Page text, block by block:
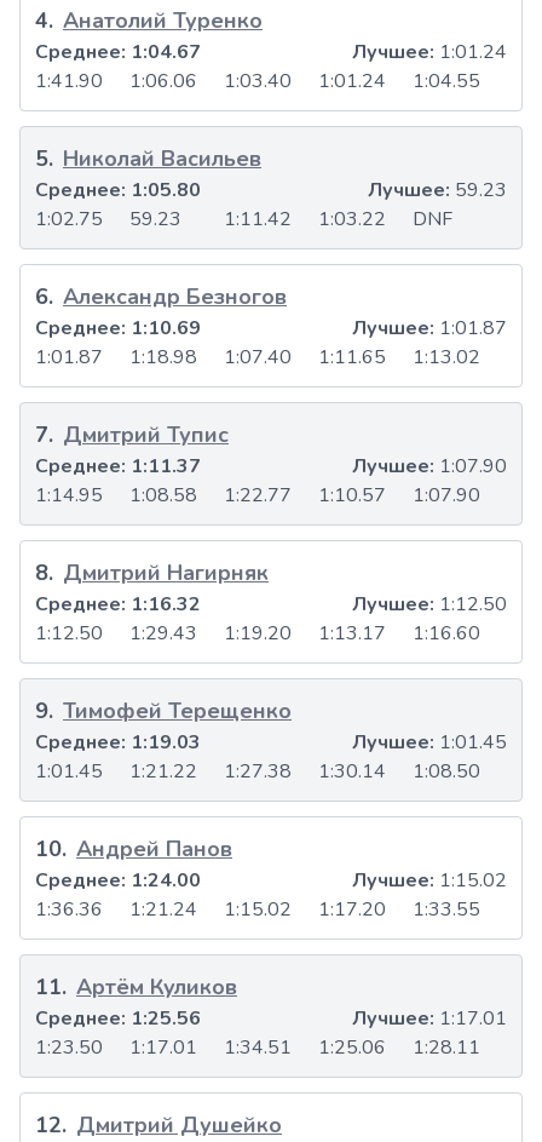
4. Анатолий Туренко
1:41.90 1:06.06 1:03.40 1:01.24 1:04.55
Среднее: 1:04.67 Лучшее: 1:01.24
5. Николай Васильев
1:02.75 59.23 1:11.42 1:03.22 DNF
Среднее: 1:05.80 Лучшее: 59.23
6. Александр Безногов
1:01.87 1:18.98 1:07.40 1:11.65 1:13.02
Среднее: 1:10.69 Лучшее: 1:01.87
7. Дмитрий Тупис
1:14.95 1:08.58 1:22.77 1:10.57 1:07.90
Среднее: 1:11.37 Лучшее: 1:07.90
8. Дмитрий Нагирняк
1:12.50 1:29.43 1:19.20 1:13.17 1:16.60
Среднее: 1:16.32 Лучшее: 1:12.50
9. Тимофей Терещенко
1:01.45 1:21.22 1:27.38 1:30.14 1:08.50
Среднее: 1:19.03 Лучшее: 1:01.45
10. Андрей Панов
1:36.36 1:21.24 1:15.02 1:17.20 1:33.55
Среднее: 1:24.00 Лучшее: 1:15.02
11. Артём Куликов
1:23.50 1:17.01 1:34.51 1:25.06 1:28.11
Среднее: 1:25.56 Лучшее: 1:17.01
12. Дмитрий Душейко